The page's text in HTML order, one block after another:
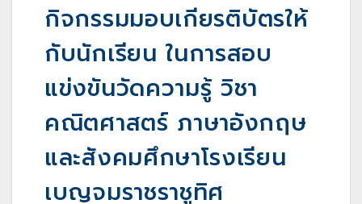
กิจกรรมมอบเกียรติบัตรให้
กับนักเรียน ในการสอบ
แข่งขันวัดความรู้ วิชา
คณิตศาสตร์ ภาษาอังกฤษ
และสังคมศึกษาโรงเรียน
เบญจมราชราชูทิศ